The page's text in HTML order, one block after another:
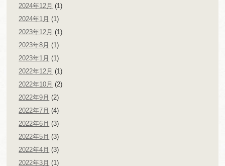
2024年12月 (1)
2024年1月 (1)
2023年12月 (1)
2023年8月 (1)
2023年1月 (1)
2022年12月 (1)
2022年10月 (2)
2022年9月 (2)
2022年7月 (4)
2022年6月 (3)
2022年5月 (3)
2022年4月 (3)
2022年3月 (1)